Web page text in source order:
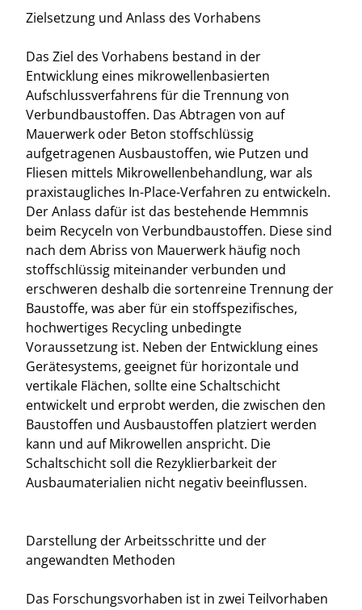
Zielsetzung und Anlass des Vorhabens
Das Ziel des Vorhabens bestand in der
Entwicklung eines mikrowellenbasierten
Aufschlussverfahrens für die Trennung von
Verbundbaustoffen. Das Abtragen von auf
Mauerwerk oder Beton stoffschlüssig
aufgetragenen Ausbaustoffen, wie Putzen und
Fliesen mittels Mikrowellenbehandlung, war als
praxistaugliches In-Place-Verfahren zu entwickeln.
Der Anlass dafür ist das bestehende Hemmnis
beim Recyceln von Verbundbaustoffen. Diese sind
nach dem Abriss von Mauerwerk häufig noch
stoffschlüssig miteinander verbunden und
erschweren deshalb die sortenreine Trennung der
Baustoffe, was aber für ein stoffspezifisches,
hochwertiges Recycling unbedingte
Voraussetzung ist. Neben der Entwicklung eines
Gerätesystems, geeignet für horizontale und
vertikale Flächen, sollte eine Schaltschicht
entwickelt und erprobt werden, die zwischen den
Baustoffen und Ausbaustoffen platziert werden
kann und auf Mikrowellen anspricht. Die
Schaltschicht soll die Rezyklierbarkeit der
Ausbaumaterialien nicht negativ beeinflussen.
Darstellung der Arbeitsschritte und der
angewandten Methoden
Das Forschungsvorhaben ist in zwei Teilvorhaben